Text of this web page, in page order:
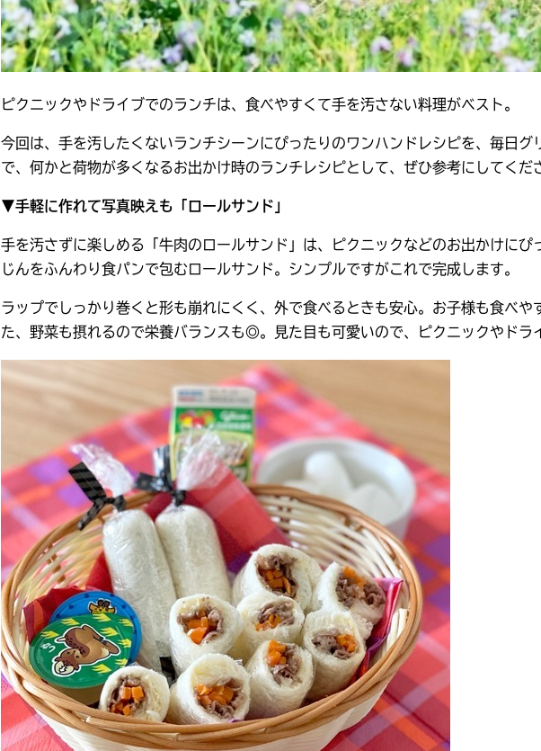
ピクニックやドライブでのランチは、食べやすくて手を汚さない料理がベスト。
今回は、手を汚したくないランチシーンにぴったりのワンハンドレシピを、毎日
で、何かと荷物が多くなるお出かけ時のランチレシピとして、ぜひ参考にしてくだ
▼手軽に作れて写真映えも「ロールサンド」
手を汚さずに楽しめる「牛肉のロールサンド」は、ピクニックなどのお出かけに
じんをふんわり食パンで包むロールサンド。シンプルですがこれで完成します。
ラップでしっかり巻くと形も崩れにくく、外で食べるときも安心。お子様も食べ
た、野菜も摂れるので栄養バランスも◎。見た目も可愛いので、ピクニックやドラ